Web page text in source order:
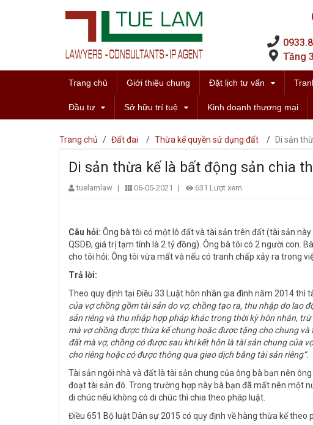
Tầng
Trang chủ Giới thiệu chung Đặt lịch tư vấn
Đầu tư Sở hữu trí tuệ Kinh doanh thương mại
Trang chủ / Đất đai / Thừa kế quyền sử dụng đất / Di sản
Di sản thừa kế là bất động sản chia
tuelamlaw | 06-05-2021 | 631 Lượt xem
Câu hỏi: Ông bà tôi có một lô đất và tài sản trên đất (tài sản
QSDĐ, giá trị tạm tính là 2 tỷ đồng). Ông bà tôi có 2 người con.
cho tôi hỏi: Ông tôi vừa mất và nếu có tranh chấp xảy ra trong
Trả lời:
Theo quy định tại Điều 33 Luật hôn nhân gia đình năm 2014 thì
của vợ chồng gồm tài sản do vợ, chồng tạo ra, thu nhập do lao
sản riêng và thu nhập hợp pháp khác trong thời kỳ hôn nhân,
mà vợ chồng được thừa kế chung hoặc được tặng cho chung
đất mà vợ, chồng có được sau khi kết hôn là tài sản chung của
cho riêng hoặc có được thông qua giao dịch bằng tài sản riêng”.
Tài sản ngôi nhà và đất là tài sản chung của ông bà bạn nên
đoạt tài sản đó. Trong trường hợp này bà bạn đã mất nên một
di chúc nếu không có di chúc thì chia theo pháp luật.
Điều 651 Bộ luật Dân sự 2015 có quy định về hàng thừa kế theo